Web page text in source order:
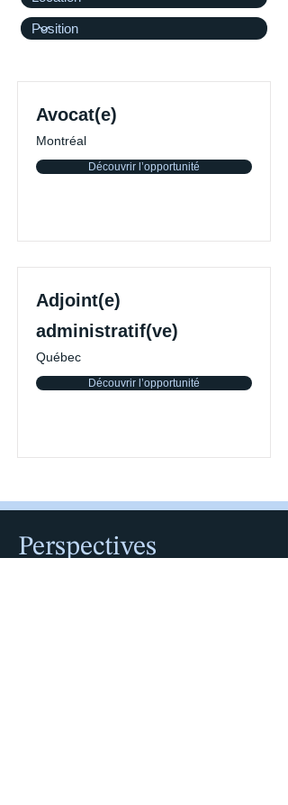
Avocat(e)
Montréal
Découvrir l’opportunité
Adjoint(e)
administratif(ve)
Québec
Découvrir l’opportunité
Perspectives